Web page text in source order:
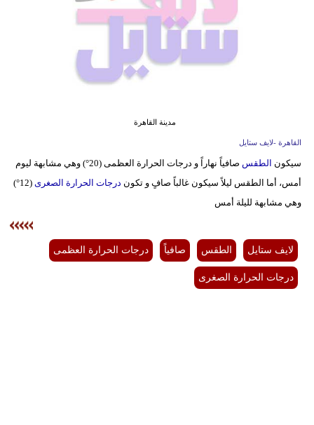
مدينة القاهرة
القاهرة -لايف ستايل
سيكون الطقس
صافياً نهاراً و درجات الحرارة العظمى (20°) وهي مشابهة ليوم
أمس، أما الطقس ليلاً سيكون غالباً صافٍ و تكون درجات الحرارة الصغرى
(12°)
وهي مشابهة لليلة أمس
لايف ستايل الطقس صافياً درجات الحرارة العظمى
درجات الحرارة الصغرى